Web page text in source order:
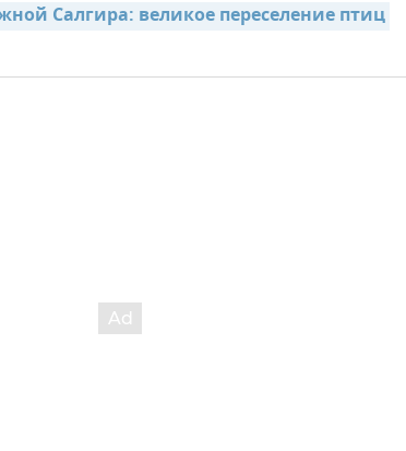
Салгира: великое переселение птиц